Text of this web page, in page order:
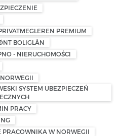
PREMIUM
BOLIGLÅN
- NIERUCHOMOŚCI
SYSTEM UBEZPIECZEŃ
PRACY
PRACOWNIKA W NORWEGII